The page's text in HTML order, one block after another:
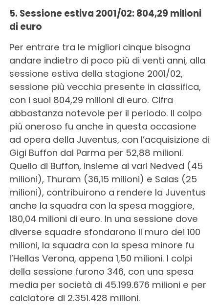
5. Sessione estiva 2001/02: 804,29 milioni
di euro
Per entrare tra le migliori cinque bisogna
andare indietro di poco più di venti anni, alla
sessione estiva della stagione 2001/02,
sessione più vecchia presente in classifica,
con i suoi 804,29 milioni di euro. Cifra
abbastanza notevole per il periodo. Il colpo
più oneroso fu anche in questa occasione
ad opera della Juventus, con l’acquisizione di
Gigi Buffon dal Parma per 52,88 milioni.
Quello di Buffon, insieme ai vari Nedved (45
milioni), Thuram (36,15 milioni) e Salas (25
milioni), contribuirono a rendere la Juventus
anche la squadra con la spesa maggiore,
180,04 milioni di euro. In una sessione dove
diverse squadre sfondarono il muro dei 100
milioni, la squadra con la spesa minore fu
l’Hellas Verona, appena 1,50 milioni. I colpi
della sessione furono 346, con una spesa
media per società di 45.199.676 milioni e per
calciatore di 2.351.428 milioni.